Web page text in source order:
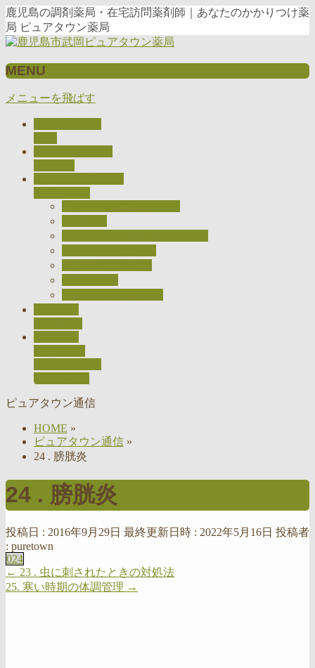
鹿児島の調剤薬局・在宅訪問薬剤師｜あなたのかかりつけ薬
局 ピュアタウン薬局
MENU
メニューを飛ばす
CONTACT
ピュアタウン通信
HOME »
ピュアタウン通信 »
24 . 膀胱炎
24 . 膀胱炎
投稿日 : 2016年9月29日 最終更新日時 : 2022年5月16日 投稿者
: puretown
024
← 23 . 虫に刺されたときの対処法
25. 寒い時期の体調管理 →